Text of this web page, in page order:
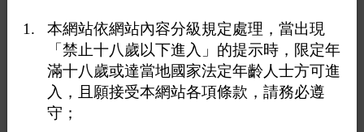
草，屏東縣政府今天表示，協調鄉鎮市公所在清明節前完
成除草並嚴加巡查，一旦公墓內焚燒行為一律依放火罪追
究刑責。
屏東縣消防局第四大隊蕭姓安檢員因支援公墓火警意外殉
職，蕭姓安檢員2月間遭未停穩的水箱車輾壓，導致臟器
本網站依網站內容分級規定處理，當出現
「禁止十八歲以下進入」的提示時，限定年
滿十八歲或達當地國家法定年齡人士方可進
入，且願接受本網站各項條款，請務必遵
守；